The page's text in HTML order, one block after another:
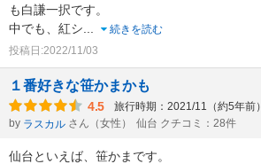
も白謙一択です。
中でも、紅シ...
続きを読む
投稿日:2022/11/03
１番好きな笹かまかも
4.5 旅行時期：2021/11（約5年前）
by ラスカル さん（女性） 仙台 クチコミ：28件
仙台といえば、笹かまです。